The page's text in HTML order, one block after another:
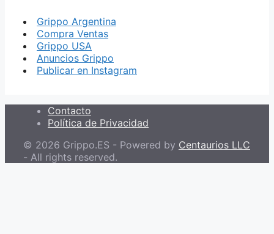
Grippo Argentina
Compra Ventas
Grippo USA
Anuncios Grippo
Publicar en Instagram
Contacto
Política de Privacidad
© 2026 Grippo.ES - Powered by Centaurios LLC
- All rights reserved.